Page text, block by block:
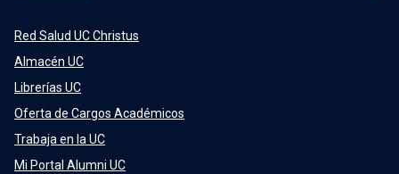
Red Salud UC Christus
Almacén UC
Librerías UC
Oferta de Cargos Académicos
Trabaja en la UC
Mi Portal Alumni UC